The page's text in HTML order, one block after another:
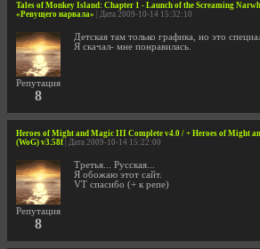
Tales of Monkey Island: Chapter 1 - Launch of the Screaming
«Ревущего нарвала» | Дата 2009-10-14 15:32:10
Репутация
8
Детская там только графика, но это
Я скачал- мне понравилась.
Heroes of Might and Magic III Complete v4.0 / + Heroes of Might
(WoG) v3.58f | Дата 2009-10-14 15:22:00
Репутация
8
Третья... Русская...
Я обожаю этот сайт.
VT спасибо (+ к репе)